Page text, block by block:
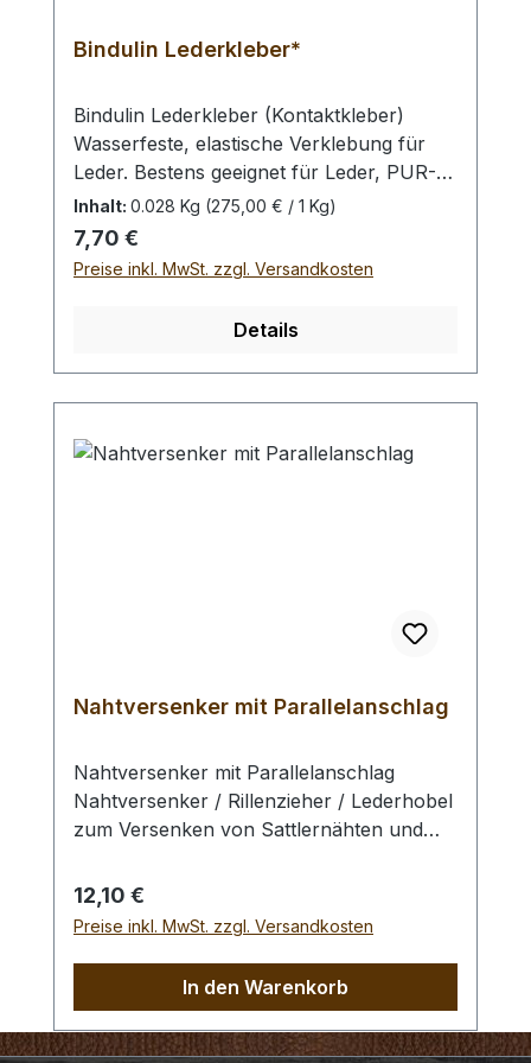
Bindulin Lederkleber*
Bindulin Lederkleber (Kontaktkleber)
Wasserfeste, elastische Verklebung für
Leder. Bestens geeignet für Leder, PUR-
Materialien, thermoplastischen Kautschuk,
PVC - Materialien sowie alle gängigen
Sohlentypen. Zum Aufrauhen der
Oberflächen empfehlen wir Schleifleinen
gelüfteten Räumen verwenden.
Auswahlliste:- Tube: Inhalt 28 Gramm-
Dose: Inhalt 350 Gramm ACHTUNG! Darf
Bitte verwenden Sie zum Auftragen
Inhalt: 0.028 Kg (275,00 € / 1 Kg)
Regulärer Preis:
7,70 €
Preise inkl. MwSt. zzgl. Versandkosten
Details
Nahtversenker mit Parallelanschlag
Nahtversenker mit Parallelanschlag
Nahtversenker / Rillenzieher / Lederhobel
zum Versenken von Sattlernähten und
Abstand zum Parallelanschlag 35 mm /
Hobelbreite 1mm / Schnitttiefe bei
einmaliger Anwendung 0,3 mm
erhalten Sie unter dem "Zubehör".
Regulärer Preis:
12,10 €
Preise inkl. MwSt. zzgl. Versandkosten
In den Warenkorb